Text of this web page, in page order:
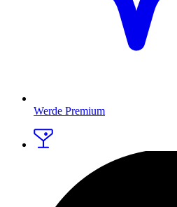
Werde Premium